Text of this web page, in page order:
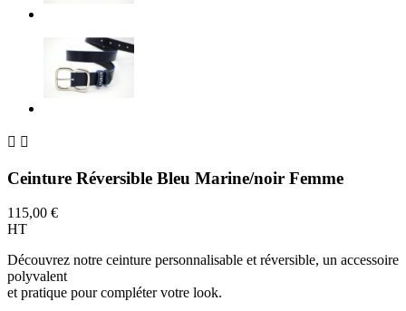
 
Ceinture Réversible Bleu Marine/noir Femme
115,00 €
HT
Découvrez notre ceinture personnalisable et réversible, un accessoire
polyvalent
et pratique pour compléter votre look.